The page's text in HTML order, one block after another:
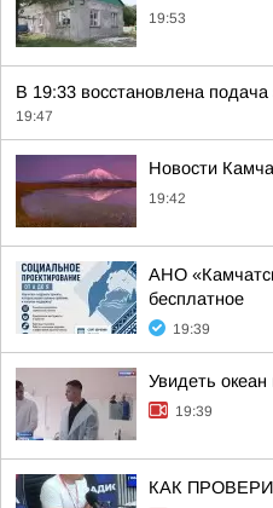
19:53
В 19:33 восстановлена
19:47
Новости
19:42
АНО
бесплатное
19:39
Увидеть
19:39
КАК